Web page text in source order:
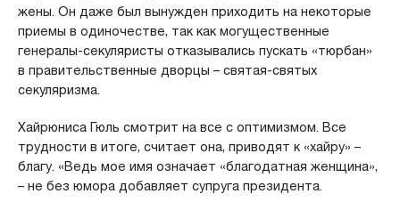
жены. Он даже был вынужден приходить на некоторые
приемы в одиночестве, так как могущественные
генералы-секуляристы отказывались пускать «тюрбан»
в правительственные дворцы – святая-святых
секуляризма.
Хайрюниса Гюль смотрит на все с оптимизмом. Все
трудности в итоге, считает она, приводят к «хайру» –
благу. «Ведь мое имя означает «благодатная женщина»,
– не без юмора добавляет супруга президента.